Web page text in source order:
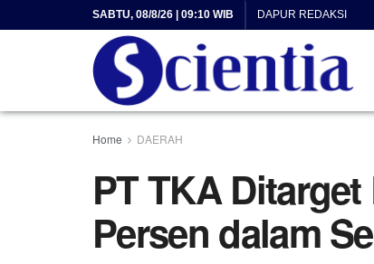
SABTU, 08/8/26 | 09:10 WIB DAPUR REDAKSI
Home DAERAH
PT TKA
Persen dalam